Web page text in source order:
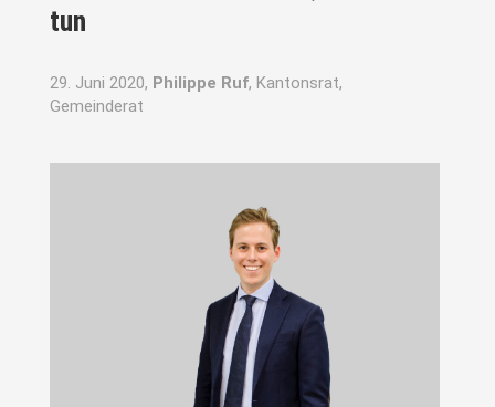
tun
29. Juni 2020, Philippe Ruf, Kantonsrat,
Gemeinderat